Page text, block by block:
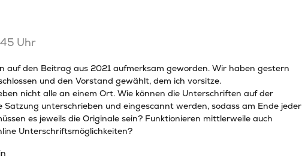
Uhr
auf den Beitrag aus 2021 aufmerksam geworden. Wir haben gestern
und den Vorstand gewählt, dem ich vorsitze.
nicht alle an einem Ort. Wie können die Unterschriften auf der
Satzung unterschrieben und eingescannt werden, sodass am Ende jeder
es jeweils die Originale sein? Funktionieren mittlerweile auch
Unterschriftsmöglichkeiten?